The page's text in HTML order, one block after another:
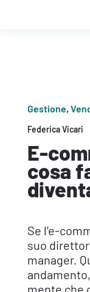
Gestione,
Federica Vicari
E-
cosa
Se l’e-
suo
manager.
mente che